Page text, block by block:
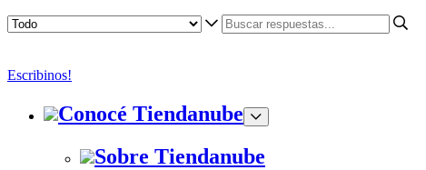
Escribinos!
Conocé Tiendanube
Sobre Tiendanube